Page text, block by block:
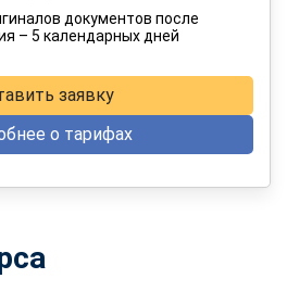
на 12 месяцев
документов после
– 5 календарных дней
заявку
о тарифах